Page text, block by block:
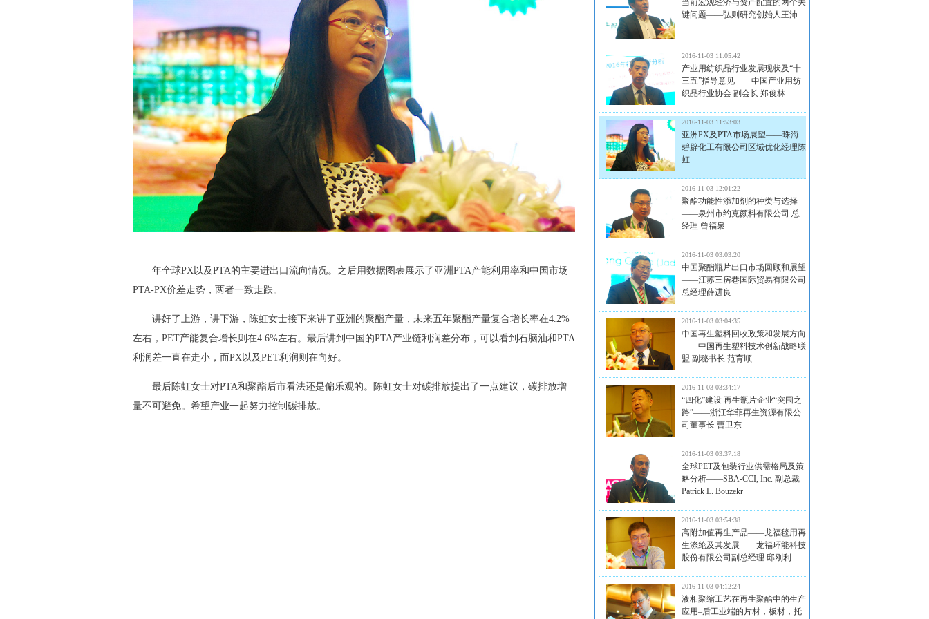
年全球PX 以及PTA的主要进出口流向情况。之后用数据图表展示了亚洲PTA产能利用率和中国市场
PTA-PX价差走势，两者一致走跌。
讲好了上游，讲下游，陈虹女士接下来讲了亚洲的聚酯产量，未来五年聚酯产量复合增长率在4.2%
左右， PET产能复合增长则在4.6%左右。最后讲到中国的PTA产业链利润差分布，可以看到石脑油和PTA
利润差一直在走小，而PX 以及PET利润则在向好。
最后陈虹女士对PTA和聚酯后市看法还是偏乐观的。陈虹女士对碳排放提出了一点建议，碳排放增
量不可避免。希望产业一起努力控制碳排放。
当前宏观经济与资产配置的两个关
键问题——弘则研究创始人王沛
2016-11-03 11:05:42
产业用纺织品行业发展现状及“十
三五”指导意见——中国产业用纺
织品行业协会 副会长 郑俊林
2016-11-03 11:53:03
亚洲PX及PTA市场展望——珠海
碧辟化工有限公司区域优化经理陈
虹
2016-11-03 12:01:22
聚酯功能性添加剂的种类与选择
——泉州市约克颜料有限公司 总
经理 曾福泉
2016-11-03 03:03:20
中国聚酯瓶片出口市场回顾和展望
——江苏三房巷国际贸易有限公司
总经理薛进良
2016-11-03 03:04:35
中国再生塑料回收政策和发展方向
——中国再生塑料技术创新战略联
盟 副秘书长 范育顺
2016-11-03 03:34:17
“四化”建设 再生瓶片企业“突围之
路”——浙江华菲再生资源有限公
司董事长 曹卫东
2016-11-03 03:37:18
全球PET及包装行业供需格局及策
略分析——SBA-CCI, Inc. 副总裁
Patrick L. Bouzekr
2016-11-03 03:54:38
高附加值再生产品——龙福毯用再
生涤纶及其发展——龙福环能科技
股份有限公司副总经理 邸刚利
2016-11-03 04:12:24
液相聚缩工艺在再生聚酯中的生产
应用–后工业端的片材，板材，托